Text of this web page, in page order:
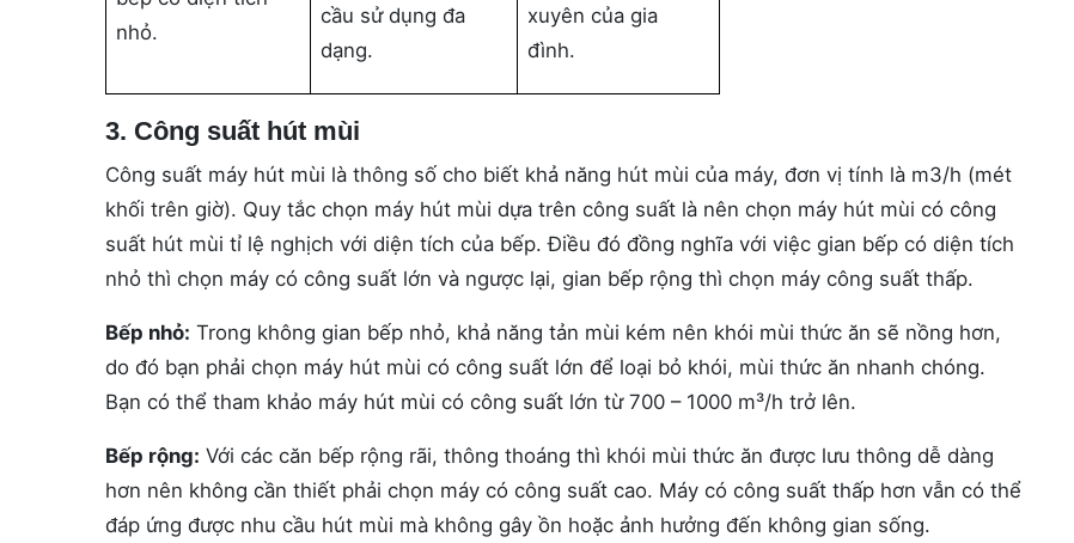
nhỏ.
cầu sử dụng đa
dạng.
xuyên của gia
đình.
3. Công suất hút mùi
Công suất máy hút mùi là thông số cho biết khả năng hút mùi của máy, đơn vị tính là m3/h (mét
khối trên giờ). Quy tắc chọn máy hút mùi dựa trên công suất là nên chọn máy hút mùi có công
suất hút mùi tỉ lệ nghịch với diện tích của bếp. Điều đó đồng nghĩa với việc gian bếp có diện tích
nhỏ thì chọn máy có công suất lớn và ngược lại, gian bếp rộng thì chọn máy công suất thấp.
Bếp nhỏ: Trong không gian bếp nhỏ, khả năng tản mùi kém nên khói mùi thức ăn sẽ nồng hơn,
do đó bạn phải chọn máy hút mùi có công suất lớn để loại bỏ khói, mùi thức ăn nhanh chóng.
Bạn có thể tham khảo máy hút mùi có công suất lớn từ 700 – 1000 m³/h trở lên.
Bếp rộng: Với các căn bếp rộng rãi, thông thoáng thì khói mùi thức ăn được lưu thông dễ dàng
hơn nên không cần thiết phải chọn máy có công suất cao. Máy có công suất thấp hơn vẫn có thể
đáp ứng được nhu cầu hút mùi mà không gây ồn hoặc ảnh hưởng đến không gian sống.